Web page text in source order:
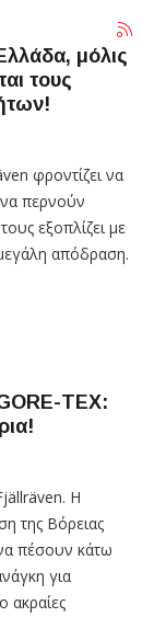
μόλις
τους
φροντίζει να
να περνούν
εξοπλίζει με
απόδραση.
TEX:
Η
της Βόρειας
πέσουν κάτω
για
ακραίες